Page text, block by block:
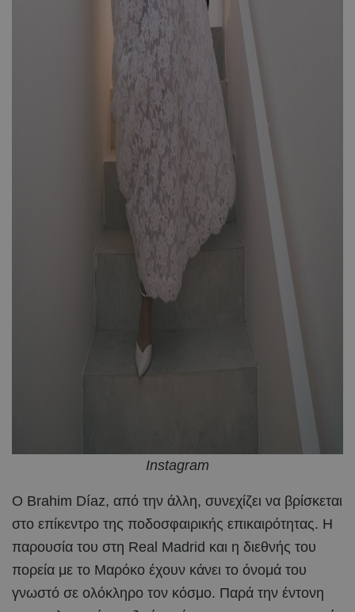
Instagram
Ο Brahim Díaz, από την άλλη, συνεχίζει να βρίσκεται
στο επίκεντρο της ποδοσφαιρικής επικαιρότητας. Η
παρουσία του στη Real Madrid και η διεθνής του
πορεία με το Μαρόκο έχουν κάνει το όνομά του
γνωστό σε ολόκληρο τον κόσμο. Παρά την έντονη